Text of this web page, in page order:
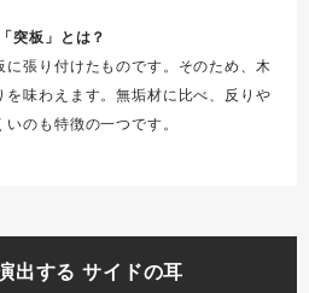
突板」とは？
に張り付けたものです。そのため、木
を味わえます。無垢材に比べ、反りや
のも特徴の一つです。
出する サイドの耳